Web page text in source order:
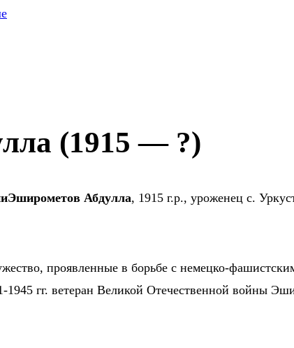
(1915 — ?)
Эширометов Абдулла, 1915 г.р., уроженец с.
проявленные в борьбе с немецко-
1945 гг. ветеран Великой Отечественной войны